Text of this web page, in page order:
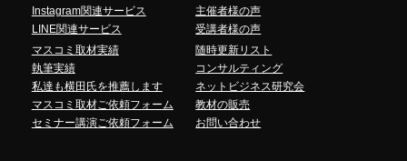
Instagram関連サービス
LINE関連サービス
主催者様の声
受講者様の声
マスコミ取材実績
執筆実績
私達も横田氏を推薦します
マスコミ取材ご依頼フォーム
セミナー講演ご依頼フォーム
随時更新リスト
コンサルティング
ネットビジネス研究会
教材の販売
お問い合わせ